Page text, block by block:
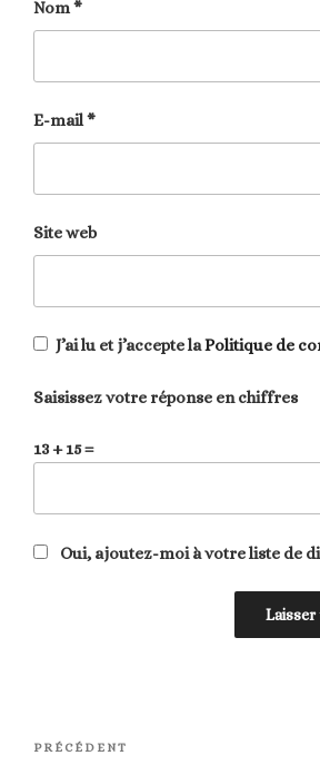
Nom*
E-mail*
Site web
J’ai lu et j’accepte laPolitique de
Saisissez votre réponse en chiffres
13 + 15 =
Oui, ajoutez-moi à votre liste de
Navigation
Article
PRÉCÉDENT